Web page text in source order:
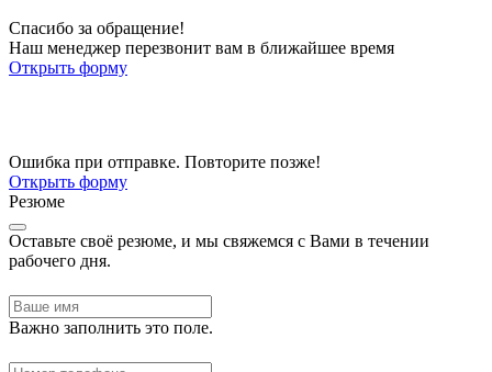
Спасибо за обращение!
Наш менеджер перезвонит вам в ближайшее время
Открыть форму
Ошибка при отправке. Повторите позже!
Открыть форму
Резюме
Оставьте своё резюме, и мы свяжемся с Вами в течении
рабочего дня.
Важно заполнить это поле.